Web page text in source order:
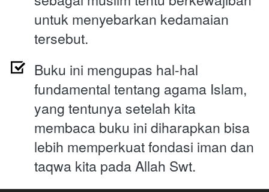
untuk menyebarkan kedamaian
tersebut.
Buku ini mengupas hal-hal
fundamental tentang agama Islam,
yang tentunya setelah kita
membaca buku ini diharapkan bisa
lebih memperkuat fondasi iman dan
taqwa kita pada Allah Swt.